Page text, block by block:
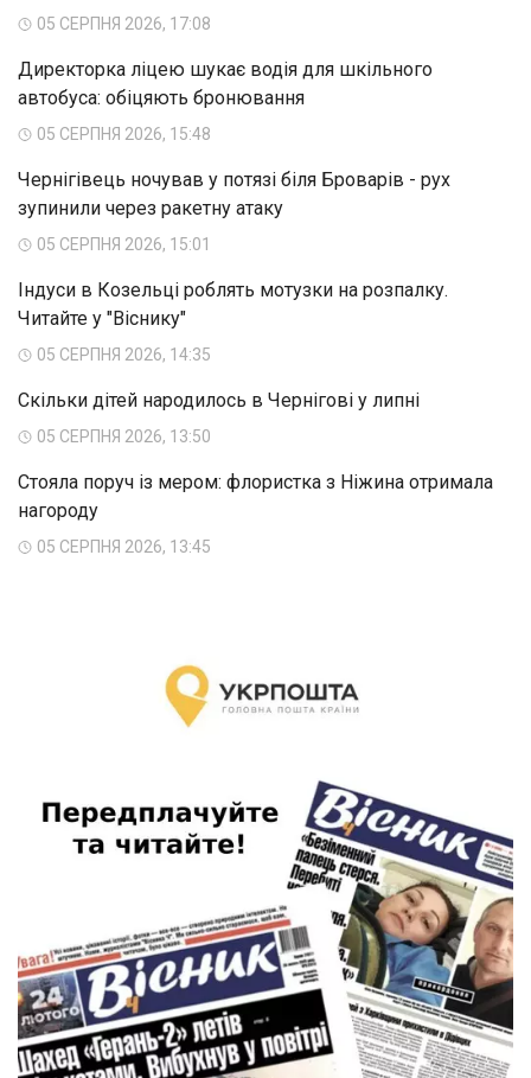
05 СЕРПНЯ 2026, 17:08
Директорка ліцею шукає водія для шкільного
автобуса: обіцяють бронювання
05 СЕРПНЯ 2026, 15:48
Чернігівець ночував у потязі біля Броварів - рух
зупинили через ракетну атаку
05 СЕРПНЯ 2026, 15:01
Індуси в Козельці роблять мотузки на розпалку.
Читайте у "Віснику"
05 СЕРПНЯ 2026, 14:35
Скільки дітей народилось в Чернігові у липні
05 СЕРПНЯ 2026, 13:50
Стояла поруч із мером: флористка з Ніжина отримала
нагороду
05 СЕРПНЯ 2026, 13:45